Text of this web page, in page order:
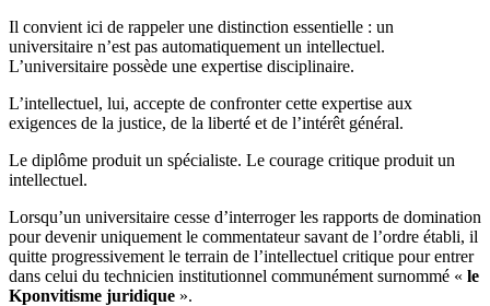
Il convient ici de rappeler une distinction essentielle : un
universitaire n’est pas automatiquement un intellectuel.
L’universitaire possède une expertise disciplinaire.
L’intellectuel, lui, accepte de confronter cette expertise aux
exigences de la justice, de la liberté et de l’intérêt général.
Le diplôme produit un spécialiste. Le courage critique produit un
intellectuel.
Lorsqu’un universitaire cesse d’interroger les rapports de domination
pour devenir uniquement le commentateur savant de l’ordre établi, il
quitte progressivement le terrain de l’intellectuel critique pour entrer
dans celui du technicien institutionnel communément surnommé « le
Kponvitisme juridique ».